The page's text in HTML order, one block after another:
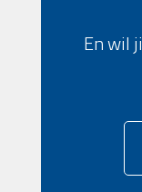
En wil